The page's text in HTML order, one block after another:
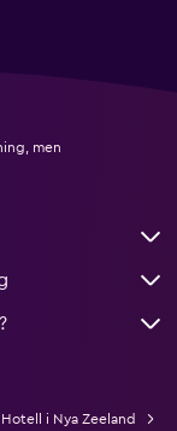
men
Hotell i Nya Zeeland